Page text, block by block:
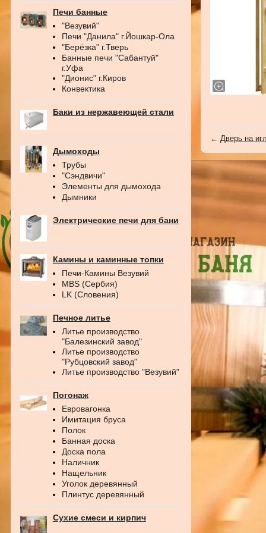
Печи банные
"Везувий"
Печи "Данила" г.Йошкар-Ола
"Берёзка" г.Тверь
Банные печи "Сабантуй"
г.Уфа
"Дионис" г.Киров
Конвектика
Баки из нержавеющей стали
Дымоходы
Трубы
"Сэндвичи"
Элементы для дымохода
Дымники
Электрические печи для бани
Камины и каминные топки
Печи-Камины Везувий
MBS (Сербия)
LK (Словения)
Печное литье
Литье производство
"Балезинский завод"
Литье производство
"Рубцовский завод"
Литье производство "Везувий"
Погонаж
Евровагонка
Имитация бруса
Полок
Банная доска
Доска пола
Наличник
Нащельник
Уголок деревянный
Плинтус деревянный
Сухие смеси и кирпич
← Дверь на